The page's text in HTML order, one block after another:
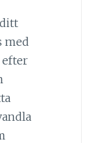
med
efter